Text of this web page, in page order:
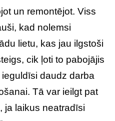
un remontējot. Viss
kad nolemsi
lietu, kas jau ilgstoši
cik ļoti to pabojājis
daudz darba
Tā var ieilgt pat
ja laikus neatradīsi